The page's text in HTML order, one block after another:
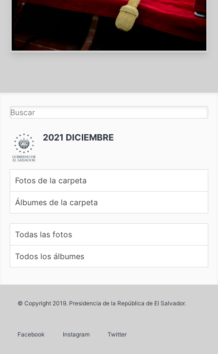
2021 DICIEMBRE
Fotos de la carpeta
Álbumes de la carpeta
Todas las fotos
Todos los álbumes
© Copyright 2019. Presidencia de la República de El Salvador.
Facebook Instagram Twitter